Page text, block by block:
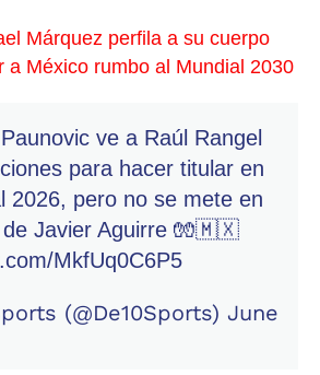
Márquez perfila a su cuerpo
a México rumbo al Mundial 2030
ve a Raúl Rangel
para hacer titular en
2026, pero no se mete en
de Javier Aguirre 🧤🇲🇽
MkfUq0C6P5
(@De10Sports) June